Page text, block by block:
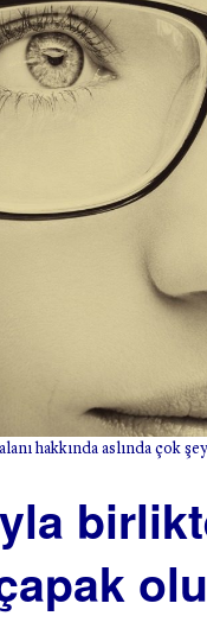
hakkında aslında çok